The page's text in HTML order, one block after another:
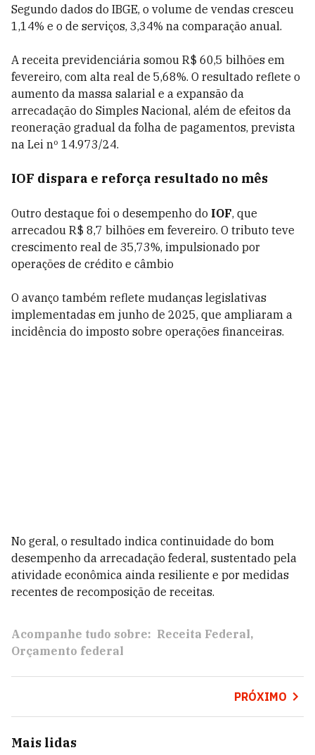
Segundo dados do IBGE, o volume de vendas cresceu
1,14% e o de serviços, 3,34% na comparação anual.
A receita previdenciária somou R$ 60,5 bilhões em
fevereiro, com alta real de 5,68%. O resultado reflete o
aumento da massa salarial e a expansão da
arrecadação do Simples Nacional, além de efeitos da
reoneração gradual da folha de pagamentos, prevista
na Lei nº 14.973/24.
IOF dispara e reforça resultado no mês
Outro destaque foi o desempenho do IOF, que
arrecadou R$ 8,7 bilhões em fevereiro. O tributo teve
crescimento real de 35,73%, impulsionado por
operações de crédito e câmbio
O avanço também reflete mudanças legislativas
implementadas em junho de 2025, que ampliaram a
incidência do imposto sobre operações financeiras.
No geral, o resultado indica continuidade do bom
desempenho da arrecadação federal, sustentado pela
atividade econômica ainda resiliente e por medidas
recentes de recomposição de receitas.
Acompanhe tudo sobre: Receita Federal
Orçamento federal
PRÓXIMO
Mais lidas